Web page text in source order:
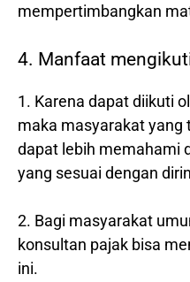
mempertimbangkan
4. Manfaat
1. Karena dapat diikuti
maka masyarakat yang
dapat lebih memahami
yang sesuai dengan
2. Bagi masyarakat
konsultan pajak bisa
ini.